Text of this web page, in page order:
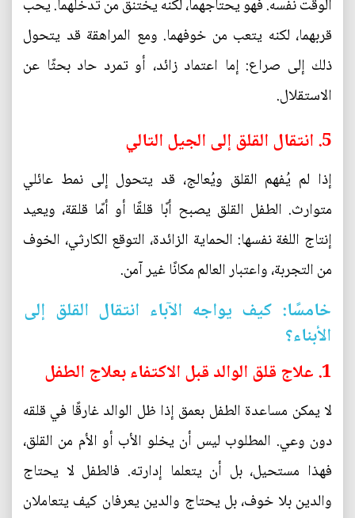
الوقت نفسه. فهو يحتاجهما، لكنه يختنق من تدخلهما. يحب
قربهما، لكنه يتعب من خوفهما. ومع المراهقة قد يتحول
ذلك إلى صراع: إما اعتماد زائد، أو تمرد حاد بحثًا عن
الاستقلال.
5. انتقال القلق إلى الجيل التالي
إذا لم يُفهم القلق ويُعالج، قد يتحول إلى نمط عائلي
متوارث. الطفل القلق يصبح أبًا قلقًا أو أمًا قلقة، ويعيد
إنتاج اللغة نفسها: الحماية الزائدة، التوقع الكارثي، الخوف
من التجربة، واعتبار العالم مكانًا غير آمن.
خامسًا: كيف يواجه الآباء انتقال القلق إلى
الأبناء؟
1. علاج قلق الوالد قبل الاكتفاء بعلاج الطفل
لا يمكن مساعدة الطفل بعمق إذا ظل الوالد غارقًا في قلقه
دون وعي. المطلوب ليس أن يخلو الأب أو الأم من القلق،
فهذا مستحيل، بل أن يتعلما إدارته. فالطفل لا يحتاج
والدين بلا خوف، بل يحتاج والدين يعرفان كيف يتعاملان